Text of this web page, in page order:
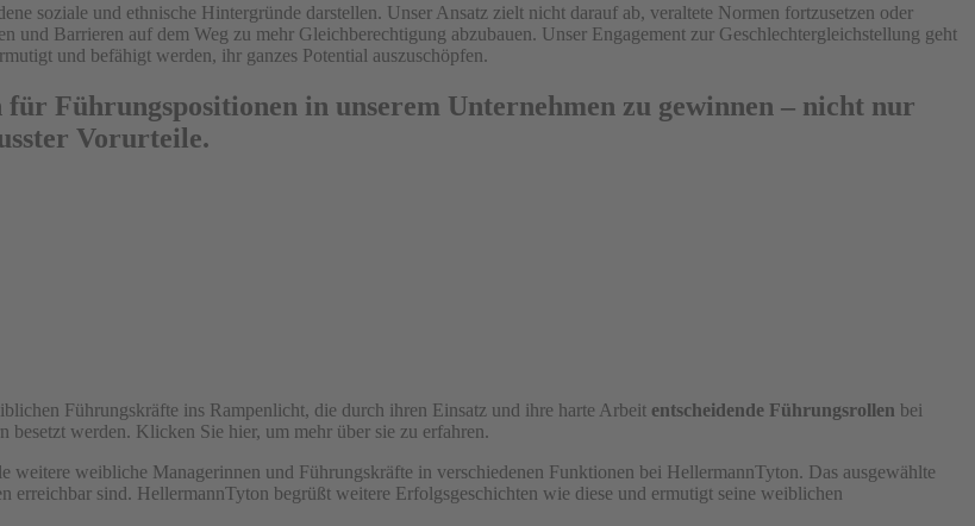
soziale und ethnische Hintergründe darstellen. Unser Ansatz zielt nicht darauf ab, veraltete Normen fortzusetzen oder
und Barrieren auf dem Weg zu mehr Gleichberechtigung abzubauen. Unser Engagement zur Geschlechtergleichstellung geht
und befähigt werden, ihr ganzes Potential auszuschöpfen.
Führungspositionen in unserem Unternehmen zu gewinnen – nicht nur
Vorurteile.
Führungskräfte ins Rampenlicht, die durch ihren Einsatz und ihre harte Arbeit entscheidende Führungsrollen bei
werden. Klicken Sie hier, um mehr über sie zu erfahren.
weibliche Managerinnen und Führungskräfte in verschiedenen Funktionen bei HellermannTyton. Das ausgewählte
erreichbar sind. HellermannTyton begrüßt weitere Erfolgsgeschichten wie diese und ermutigt seine weiblichen